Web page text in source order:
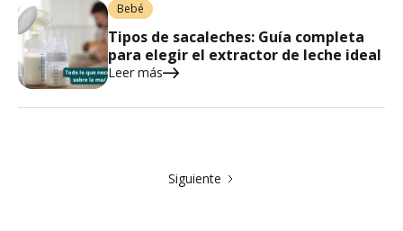
Bebé
Tipos de sacaleches: Guía completa
para elegir el extractor de leche ideal
Leer más
Siguiente